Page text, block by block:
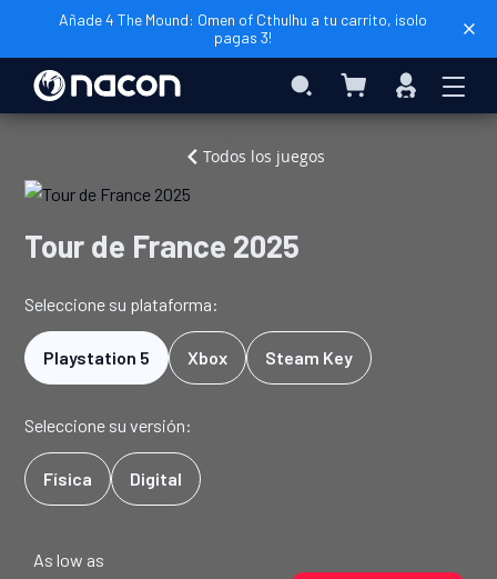
Añade 4 The Mound: Omen of Cthulhu a tu carrito, ¡solo
pagas 3!
Search Mi cesta Iniciar
sesión
Inicio
Videojuegos
Todos los juegos
Tour de France 2025
Seleccione su plataforma:
Playstation 5 Xbox Steam Key
Seleccione su versión:
Física Digital
As low as